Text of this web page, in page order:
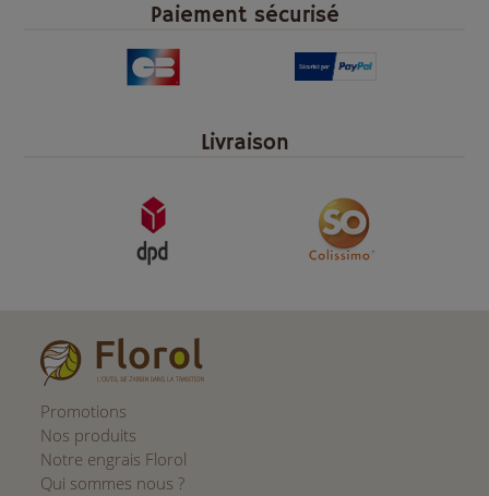
Paiement sécurisé
Livraison
Promotions
Nos produits
Notre engrais Florol
Qui sommes nous ?